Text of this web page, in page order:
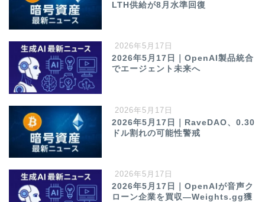
LTH供給が8月水準回復
2026年5月17日
2026年5月17日｜OpenAI製品統合
でエージェント未来へ
2026年5月17日
2026年5月17日｜RaveDAO、0.30
ドル割れの可能性警戒
2026年5月17日
2026年5月17日｜OpenAIが音声ク
ローン企業を買収—Weights.gg獲